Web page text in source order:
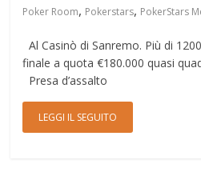
Poker Room, Pokerstars, PokerStars
Al Casinò di Sanremo. Più di
finale a quota €180.000 quasi
Presa d’assalto
LEGGI IL SEGUITO